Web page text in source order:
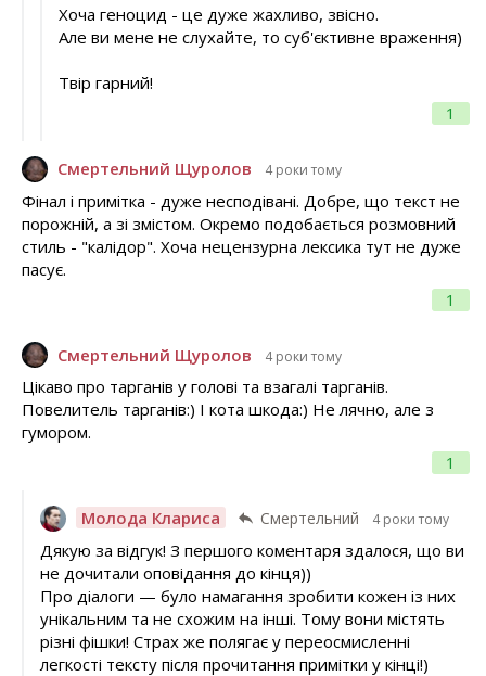
1
Хоча геноцид - це дуже жахливо, звісно.
Але ви мене не слухайте, то суб'єктивне враження)
Твір гарний!
Смертельний Щуролов 4 роки тому
1
Фінал і примітка - дуже несподівані. Добре, що текст не
порожній, а зі змістом. Окремо подобається розмовний
стиль - "калідор". Хоча нецензурна лексика тут не дуже
пасує.
Смертельний Щуролов 4 роки тому
1
Цікаво про тарганів у голові та взагалі тарганів.
Повелитель тарганів:) І кота шкода:) Не лячно, але з
гумором.
Молода Клариса Смертельний 4 роки тому
Дякую за відгук! З першого коментаря здалося, що ви
не дочитали оповідання до кінця))
Про діалоги — було намагання зробити кожен із них
унікальним та не схожим на інші. Тому вони містять
різні фішки! Страх же полягає у переосмисленні
легкості тексту після прочитання примітки у кінці!)